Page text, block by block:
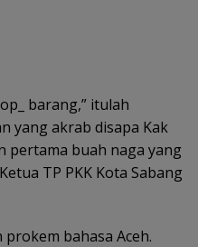
barang,” itulah
yang akrab disapa Kak
pertama buah naga yang
TP PKK Kota Sabang
prokem bahasa Aceh.